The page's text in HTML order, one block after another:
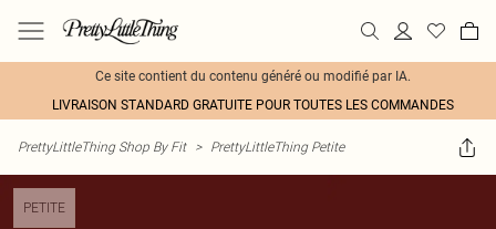
Ce site contient du contenu généré ou modifié par IA.
LIVRAISON STANDARD GRATUITE POUR TOUTES LES COMMANDES
PrettyLittleThing Shop By Fit > PrettyLittleThing Petite
PETITE